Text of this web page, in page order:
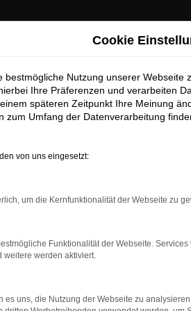
bestimmter Seiten verhindern.
auf dem neuesten Stand sind.
Cookie
bestmögliche Nutzung unserer
Ihre Präferenzen und verarbeiten
späteren Zeitpunkt Ihre Meinung
zum Umfang der Datenverarbeitung
von uns eingesetzt:
um die Kernfunktionalität der Webseite zu
Funktionalität der Webseite.
weitere werden aktiviert.
es uns, die Nutzung der Webseite zu